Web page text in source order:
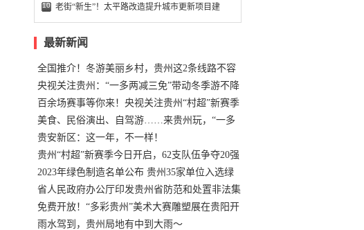
10 老街“新生”！太平路改造提升城市更新项目建
最新新闻
全国推介！冬游美丽乡村，贵州这2条线路不容
错过
央视关注贵州：“一多两减三免”带动冬季游不降
温
百余场赛事等你来！央视关注贵州“村超”新赛季
正式“打响”
美食、民俗演出、自驾游……来贵州玩，“一多
两减三免”！
贵安新区：这一年，不一样！
贵州“村超”新赛季今日开启，62支队伍争夺20强
名额
2023年绿色制造名单公布 贵州35家单位入选绿
色工厂
省人民政府办公厅印发贵州省防范和处置非法集
资工作实施细则
免费开放！“多彩贵州”美术大赛雕塑展在贵阳开
展，持续至1月19日
雨水驾到，贵州局地有中到大雨～